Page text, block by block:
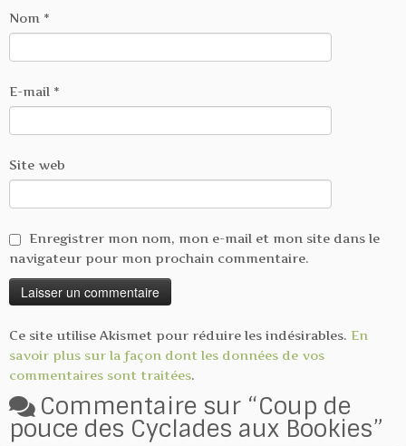
Nom *
E-mail *
Site web
Enregistrer mon nom, mon e-mail et mon site dans le
navigateur pour mon prochain commentaire.
Ce site utilise Akismet pour réduire les indésirables. En
savoir plus sur la façon dont les données de vos
commentaires sont traitées.
Commentaire sur “Coup de
pouce des Cyclades aux Bookies”